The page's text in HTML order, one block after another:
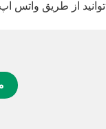
از طریق واتس اپ